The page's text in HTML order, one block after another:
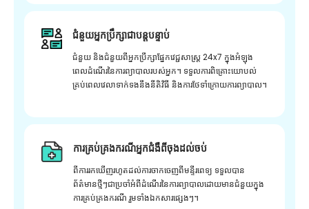
ជំនួយអ្នកប្រឹក្សាជាបន្តបន្ទាប់
ជំនួយ និងជំនួយពីអ្នកប្រឹក្សាផ្នែកវេជ្ជសាស្រ្ត 24x7 ក្នុងអំឡុង
ពេលដំណើរនៃការព្យាបាលរបស់អ្នក។ ទទួលការពិគ្រោះយោបល់
គ្រប់ពេលវេលាទាក់ទងនឹងនីតិវិធី និងការថែទាំក្រោយការព្យាបាល។
ការគ្រប់គ្រងករណីអ្នកជំងឺពីចុងដល់ចប់
ពីការរកឃើញរហូតដល់ការចាកចេញពីមន្ទីរពេទ្យ ទទួលបាន
ព័ត៌មានថ្មីៗជាប្រចាំអំពីដំណើរនៃការព្យាបាលដោយមានជំនួយក្នុង
ការគ្រប់គ្រងករណី រួមទាំងឯកសារផ្សេងៗ។